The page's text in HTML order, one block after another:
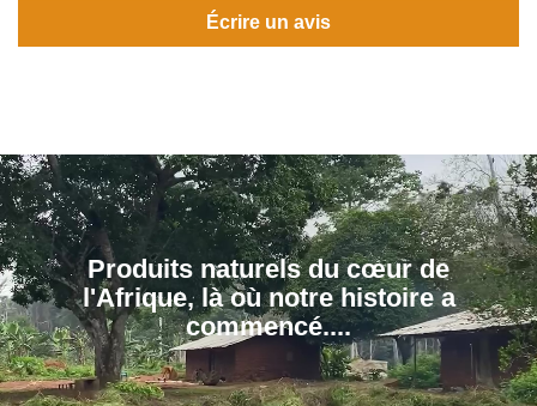
Écrire un avis
Produits naturels du cœur de
l'Afrique, là où notre histoire a